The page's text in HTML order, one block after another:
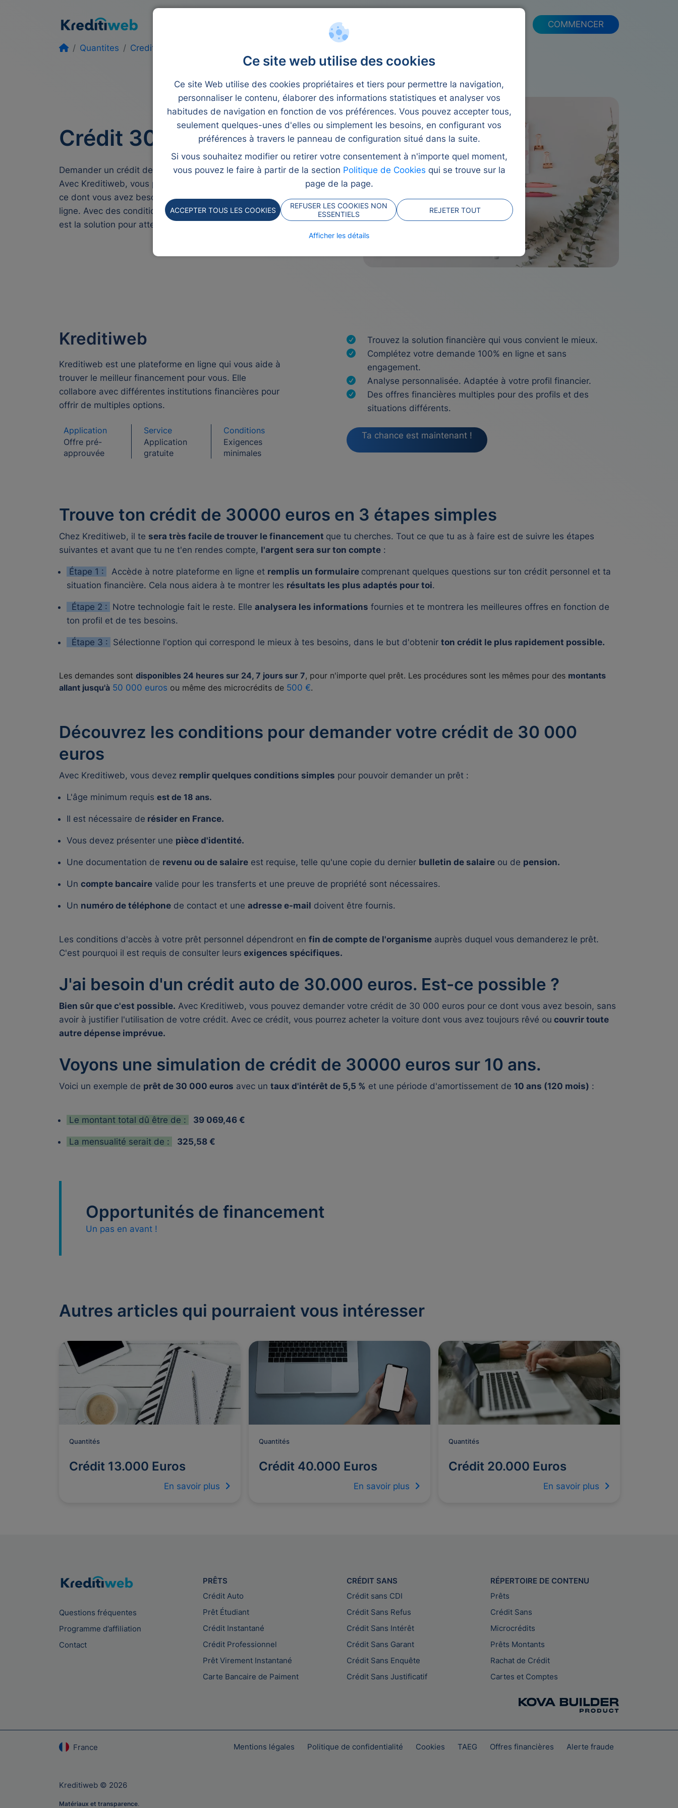
Ce site web utilise des cookies
Ce site Web utilise des cookies propriétaires et tiers pour permettre la navigation,
personnaliser le contenu, élaborer des informations statistiques et analyser vos
habitudes de navigation en fonction de vos préférences. Vous pouvez accepter tous,
seulement quelques-unes d'elles ou simplement les besoins, en configurant vos
préférences à travers le panneau de configuration situé dans la suite.
Si vous souhaitez modifier ou retirer votre consentement à n'importe quel moment,
vous pouvez le faire à partir de la section Politique de Cookies qui se trouve sur la
page de la page.
ACCEPTER TOUS LES COOKIES
REFUSER LES COOKIES NON
ESSENTIELS
REJETER TOUT
Afficher les détails
COMMENCER
Quantites Credit 30000 euros
Crédit 30000 euros
Demander un crédit de 30.000 euros n'a jamais été aussi facile !
Avec Kreditiweb, vous pouvez obtenir votre financement pour tout
ce dont vous avez besoin de manière personnalisée et 100% en
ligne. Avec des conditions flexibles qui s'adaptent à vous, ce crédit
est la solution pour atteindre vos objectifs.
Kreditiweb
Kreditiweb est une plateforme en ligne qui vous aide à
trouver le meilleur financement pour vous. Elle
collabore avec différentes institutions financières pour
offrir de multiples options.
Application
Offre pré-
approuvée
Service
Application
gratuite
Conditions
Exigences
minimales
Trouvez la solution financière qui vous convient le mieux.
Complétez votre demande 100% en ligne et sans
engagement.
Analyse personnalisée. Adaptée à votre profil financier.
Des offres financières multiples pour des profils et des
situations différents.
Ta chance est maintenant !
Trouve ton crédit de 30000 euros en 3 étapes simples
Chez Kreditiweb, il te sera très facile de trouver le financement que tu cherches. Tout ce que tu as à faire est de suivre les étapes
suivantes et avant que tu ne t'en rendes compte, l'argent sera sur ton compte :
Étape 1 : Accède à notre plateforme en ligne et remplis un formulaire comprenant quelques questions sur ton crédit personnel et ta
situation financière. Cela nous aidera à te montrer les résultats les plus adaptés pour toi.
Étape 2 : Notre technologie fait le reste. Elle analysera les informations fournies et te montrera les meilleures offres en fonction de
ton profil et de tes besoins.
Étape 3 : Sélectionne l'option qui correspond le mieux à tes besoins, dans le but d'obtenir ton crédit le plus rapidement possible.
Les demandes sont disponibles 24 heures sur 24, 7 jours sur 7, pour n'importe quel prêt. Les procédures sont les mêmes pour des montants
allant jusqu'à 50 000 euros ou même des microcrédits de 500 €.
Découvrez les conditions pour demander votre crédit de 30 000
euros
Avec Kreditiweb, vous devez remplir quelques conditions simples pour pouvoir demander un prêt :
L'âge minimum requis est de 18 ans.
Il est nécessaire de résider en France.
Vous devez présenter une pièce d'identité.
Une documentation de revenu ou de salaire est requise, telle qu'une copie du dernier bulletin de salaire ou de pension.
Un compte bancaire valide pour les transferts et une preuve de propriété sont nécessaires.
Un numéro de téléphone de contact et une adresse e-mail doivent être fournis.
Les conditions d'accès à votre prêt personnel dépendront en fin de compte de l'organisme auprès duquel vous demanderez le prêt.
C'est pourquoi il est requis de consulter leurs exigences spécifiques.
J'ai besoin d'un crédit auto de 30.000 euros. Est-ce possible ?
Bien sûr que c'est possible. Avec Kreditiweb, vous pouvez demander votre crédit de 30 000 euros pour ce dont vous avez besoin, sans
avoir à justifier l'utilisation de votre crédit. Avec ce crédit, vous pourrez acheter la voiture dont vous avez toujours rêvé ou couvrir toute
autre dépense imprévue.
Voyons une simulation de crédit de 30000 euros sur 10 ans.
Voici un exemple de prêt de 30 000 euros avec un taux d'intérêt de 5,5 % et une période d'amortissement de 10 ans (120 mois) :
Le montant total dû être de : 39 069,46 €
La mensualité serait de : 325,58 €
Opportunités de financement
Un pas en avant !
Autres articles qui pourraient vous intéresser
Quantités
Crédit 13.000 Euros
En savoir plus
Quantités
Crédit 40.000 Euros
En savoir plus
Quantités
Crédit 20.000 Euros
En savoir plus
Questions fréquentes
Programme d’affiliation
Contact
PRÊTS
Crédit Auto
Prêt Étudiant
Crédit Instantané
Crédit Professionnel
Prêt Virement Instantané
Carte Bancaire de Paiment
CRÉDIT SANS
Crédit sans CDI
Crédit Sans Refus
Crédit Sans Intérêt
Crédit Sans Garant
Crédit Sans Enquête
Crédit Sans Justificatif
RÉPERTOIRE DE CONTENU
Prêts
Crédit Sans
Microcrédits
Prêts Montants
Rachat de Crédit
Cartes et Comptes
France Mentions légales Politique de confidentialité Cookies TAEG Offres financières Alerte fraude
Kreditiweb © 2026
Matériaux et transparence.